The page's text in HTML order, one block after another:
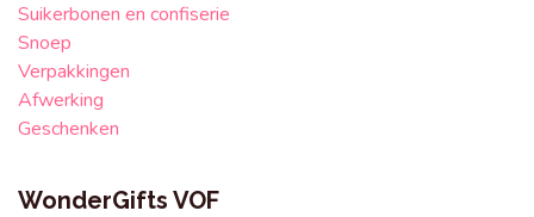
Suikerbonen en confiserie
Snoep
Verpakkingen
Afwerking
Geschenken
WonderGifts VOF